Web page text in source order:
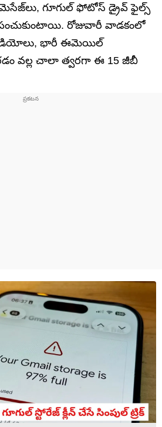
గూగుల్ ఫోటోస్ డ్రైవ్ ఫైల్స్
రోజువారీ వాడకంలో
భారీ ఈమెయిల్
వల్ల చాలా త్వరగా ఈ 15 జీబీ